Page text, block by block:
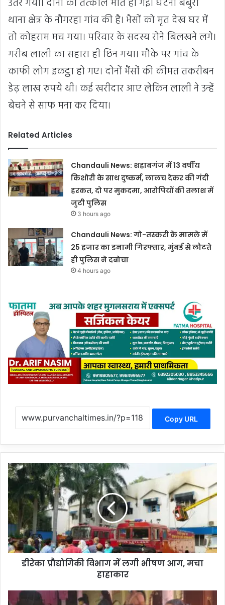
उतर गया। दोनों की तत्काल मौत हो गई। घटना बबुरी
थाना क्षेत्र के नौगरहा गांव की है। भैसों को मृत देख घर में
तो कोहराम मच गया। परिवार के सदस्य रोने बिलखने लगे।
गरीब लाली का सहारा ही छिन गया। मौके पर गांव के
काफी लोग इकट्ठा हो गए। दोनों भैंसों की कीमत तकरीबन
डेढ़ लाख रुपये थी। कई खरीदार आए लेकिन लाली ने उन्हें
बेचने से साफ मना कर दिया।
Related Articles
Chandauli News: शहाबगंज में 13 वर्षीय
किशोरी के साथ दुष्कर्म, लालच देकर की गंदी
हरकत, दो पर मुकदमा, आरोपियों की तलाश में
जुटी पुलिस
3 hours ago
Chandauli News: गो-तस्करी के मामले में
25 हजार का इनामी गिरफ्तार, मुंबई से लौटते
ही पुलिस ने दबोचा
4 hours ago
Copy URL
डीरेका
प्रौद्योगिकी
विभाग
में
लगी
भीषण
आग,
मचा
हाहाकार
डीरेका प्रौद्योगिकी विभाग में लगी भीषण आग, मचा
हाहाकार
अचानक